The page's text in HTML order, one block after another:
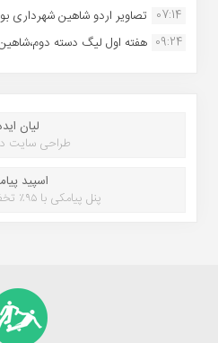
07:14 تصاویر اردو شاهین
09:24 هفته اول لیگ دسته
لیان
طراحی سایت
اسپید
پنل پیامکی با ۹۵٪ تخفیف خرید پنل